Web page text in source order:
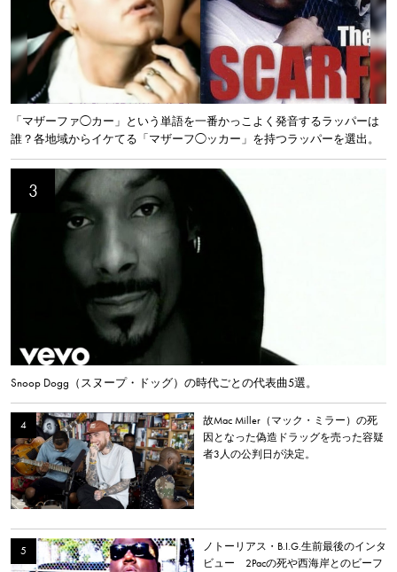
「マザーファ◯カー」という単語を一番かっこよく発音するラッパーは
誰？各地域からイケてる「マザーフ◯ッカー」を持つラッパーを選出。
Snoop Dogg（スヌープ・ドッグ）の時代ごとの代表曲5選。
故Mac Miller（マック・ミラー）の死
因となった偽造ドラッグを売った容疑
者3人の公判日が決定。
ノトーリアス・B.I.G.生前最後のインタ
ビュー 2Pacの死や西海岸とのビーフ